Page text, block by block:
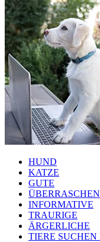
HUND
KATZE
GUTE
INFORMATIVE
TRAURIGE
ÄRGERLICHE
TIERE SUCHEN